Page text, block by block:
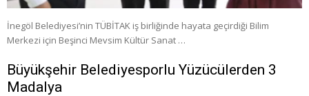
İnegöl Belediyesi’nin TÜBİTAK iş birliğinde hayata geçirdiği Bilim
Merkezi için Beşinci Mevsim Kültür Sanat …
Büyükşehir Belediyesporlu Yüzücülerden 3
Madalya